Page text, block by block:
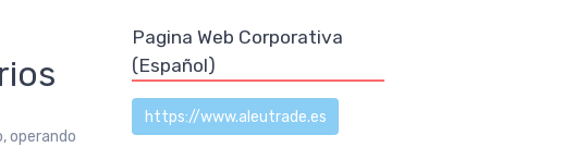
operando
Pagina Web Corporativa
(Español)
https://www.aleutrade.es